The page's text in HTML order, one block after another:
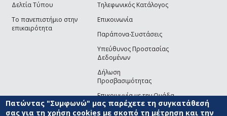
Δελτία Τύπου
Το πανεπιστήμιο στην
επικαιρότητα
Τηλεφωνικός Κατάλογος
Επικοινωνία
Παράπονα-Συστάσεις
Υπεύθυνος Προστασίας
Δεδομένων
Δήλωση
Προσβασιμότητας
Επικοινωνία με την Ομάδα
Ανάπτυξης του site(link sends e-mail)
Πατώντας "Συμφωνώ" μας παρέχετε τη συγκατάθεσή
σας για τη χρήση cookies με σκοπό τη μέτρηση και την